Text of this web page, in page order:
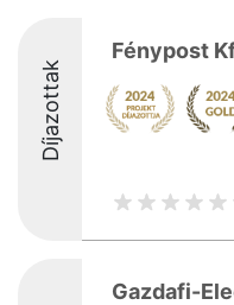
Díjazottak
Fénypost
Gazdafi-